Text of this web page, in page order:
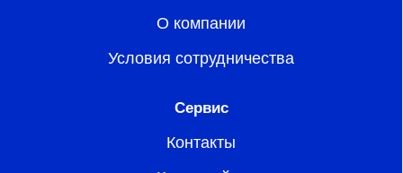
О компании
Условия сотрудничества
Сервис
Контакты